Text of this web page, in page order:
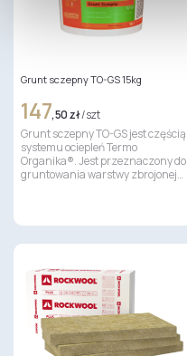
Grunt sczepny TO-GS 15kg
147,50 zł/ szt
Grunt sczepny TO-GS jest częścią
systemu ociepleń Termo
Organika®. Jest przeznaczony do
gruntowania warstwy zbrojonej…